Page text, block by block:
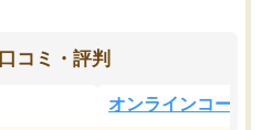
コミ・評判
オンラインコース